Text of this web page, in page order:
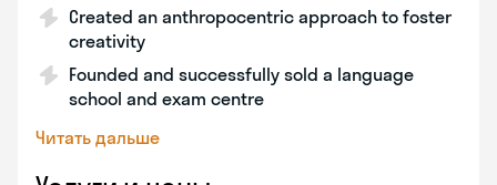
Created an anthropocentric approach to foster
creativity
Founded and successfully sold a language
school and exam centre
Читать дальше